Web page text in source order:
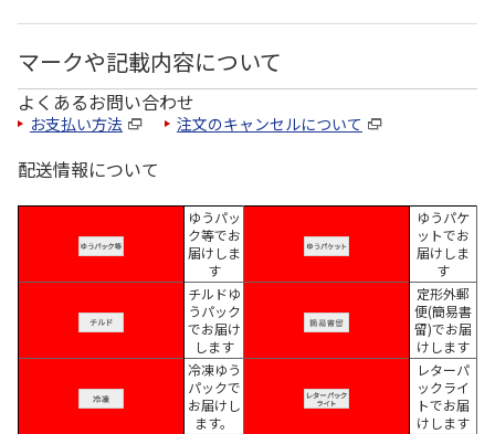
マークや記載内容について
よくあるお問い合わせ
お支払い方法 注文のキャンセルについて
配送情報について
ゆうパッ
ク等でお
届けしま
す
ゆうパケ
ットでお
届けしま
す
チルドゆ
うパック
でお届け
します
定形外郵
便(簡易書
留)でお届
けします
冷凍ゆう
パックで
お届けし
ます。
レターパ
ックライ
トでお届
けします